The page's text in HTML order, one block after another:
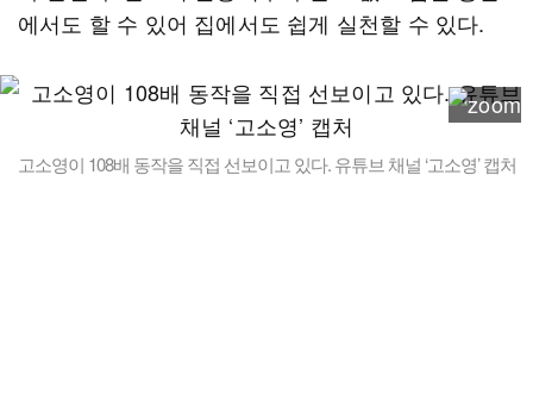
에서도 할 수 있어 집에서도 쉽게 실천할 수 있다.
고소영이 108배 동작을 직접 선보이고 있다. 유튜브 채널 ‘고소영’ 캡처